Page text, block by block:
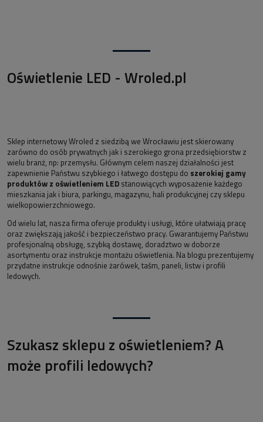
Oświetlenie LED - Wroled.pl
Sklep internetowy Wroled z siedzibą we Wrocławiu jest skierowany
zarówno do osób prywatnych jak i szerokiego grona przedsiębiorstw z
wielu branż, np: przemysłu. Głównym celem naszej działalności jest
zapewnienie Państwu szybkiego i łatwego dostępu do szerokiej gamy
produktów z oświetleniem LED stanowiących wyposażenie każdego
mieszkania jak i biura, parkingu, magazynu, hali produkcyjnej czy sklepu
wielkopowierzchniowego.
Od wielu lat, nasza firma oferuje produkty i usługi, które ułatwiają pracę
oraz zwiększają jakość i bezpieczeństwo pracy. Gwarantujemy Państwu
profesjonalną obsługę, szybką dostawę, doradztwo w doborze
asortymentu oraz instrukcje montażu oświetlenia. Na blogu prezentujemy
przydatne instrukcje odnośnie żarówek, taśm, paneli, listw i profili
ledowych.
Szukasz sklepu z oświetleniem? A
może profili ledowych?